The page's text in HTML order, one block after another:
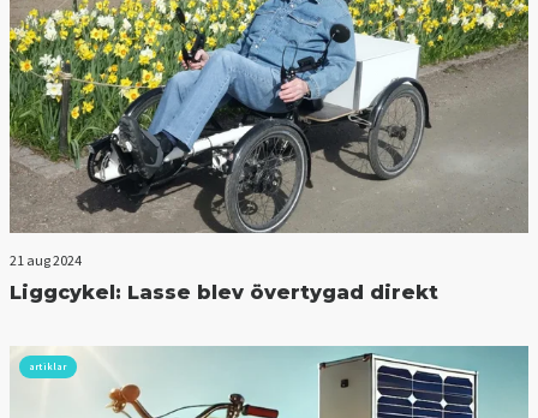
21 aug 2024
Liggcykel: Lasse blev övertygad direkt
artiklar